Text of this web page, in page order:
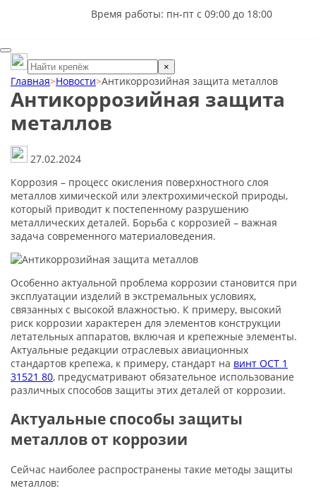
Время работы: пн-пт с 09:00 до 18:00
×
Главная>Новости>Антикоррозийная защита металлов
Антикоррозийная защита
металлов
27.02.2024
Коррозия – процесс окисления поверхностного слоя
металлов химической или электрохимической природы,
который приводит к постепенному разрушению
металлических деталей. Борьба с коррозией – важная
задача современного материаловедения.
Особенно актуальной проблема коррозии становится при
эксплуатации изделий в экстремальных условиях,
связанных с высокой влажностью. К примеру, высокий
риск коррозии характерен для элементов конструкции
летательных аппаратов, включая и крепежные элементы.
Актуальные редакции отраслевых авиационных
стандартов крепежа, к примеру, стандарт на винт ОСТ 1
31521 80, предусматривают обязательное использование
различных способов защиты этих деталей от коррозии.
Актуальные способы защиты
металлов от коррозии
Сейчас наиболее распространены такие методы защиты
металлов: